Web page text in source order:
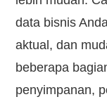
data bisnis
aktual, dan
beberapa
penyimpanan,